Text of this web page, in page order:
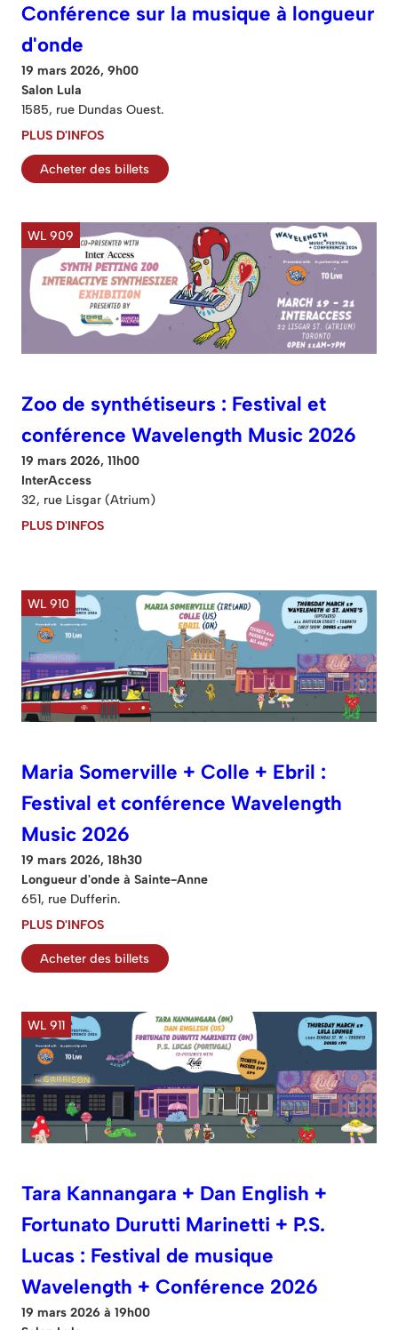
Conférence sur la musique à longueur
d'onde
19 mars 2026, 9h00
Salon Lula
1585, rue Dundas Ouest.
PLUS D'INFOS
Acheter des billets
WL 909
Zoo de synthétiseurs : Festival et
conférence Wavelength Music 2026
19 mars 2026, 11h00
InterAccess
32, rue Lisgar (Atrium)
PLUS D'INFOS
WL 910
Maria Somerville + Colle + Ebril :
Festival et conférence Wavelength
Music 2026
19 mars 2026, 18h30
Longueur d'onde à Sainte-Anne
651, rue Dufferin.
PLUS D'INFOS
Acheter des billets
WL 911
Tara Kannangara + Dan English +
Fortunato Durutti Marinetti + P.S.
Lucas : Festival de musique
Wavelength + Conférence 2026
19 mars 2026 à 19h00